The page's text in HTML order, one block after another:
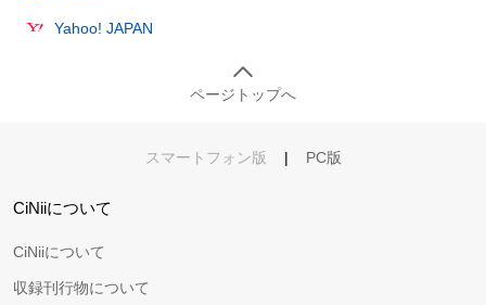
Yahoo! JAPAN
ページトップへ
スマートフォン版 | PC版
CiNiiについて
CiNiiについて
収録刊行物について